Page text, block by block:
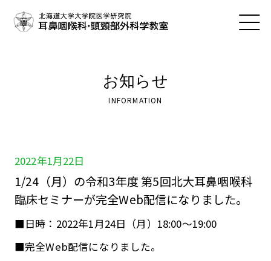
お知らせ
INFORMATION
2022年1月22日
1/24（月）の令和3年度 第5回北大耳鼻咽喉科
臨床セミナーが完全Web配信になりました。
■日時：2022年1月24日（月）18:00～19:00
■完全Web配信になりました。